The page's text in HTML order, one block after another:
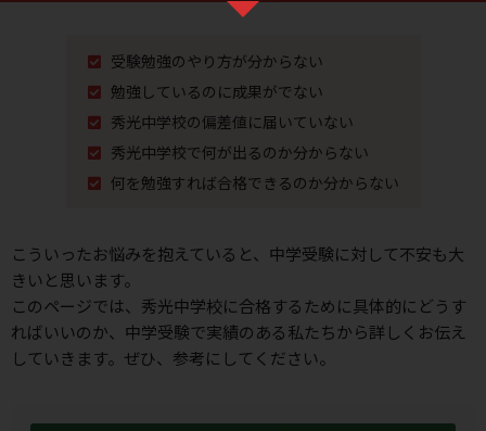
受験勉強のやり⽅が分からない
勉強しているのに成果がでない
秀光中学校の偏差値に届いていない
秀光中学校で何が出るのか分からない
何を勉強すれば合格できるのか分からない
こういったお悩みを抱えていると、中学受験に対して不安も⼤
きいと思います。
このページでは、秀光中学校に合格するために具体的にどうす
ればいいのか、 中学受験で実績のある私たちから詳しくお伝え
していきます。ぜひ、参考にしてください。